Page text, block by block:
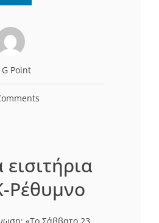
G Point
Ρέθυμνο
«Το Σάββατο 23